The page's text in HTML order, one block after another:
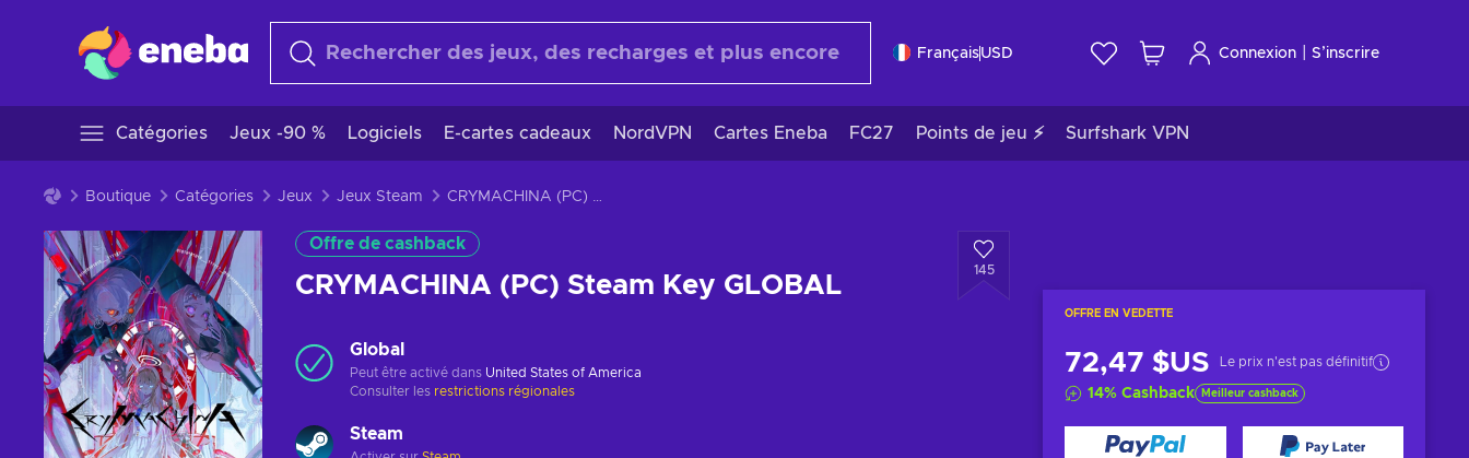
FrançaisUSD Connexion S’inscrire
Catégories Jeux -90 % Logiciels E-cartes cadeaux NordVPN Cartes Eneba FC27 Points de jeu ⚡ Surfshark VPN
Boutique Catégories Jeux Jeux Steam CRYMACHINA (PC) Steam Key GLOBAL
Offre de cashback
CRYMACHINA (PC) Steam Key GLOBAL
145
OFFRE EN VEDETTE
72,47 $US Le prix n'est pas définitif
14% Cashback Meilleur cashback
Global
Peut être activé dans United States of America
Consulter les restrictions régionales
Steam